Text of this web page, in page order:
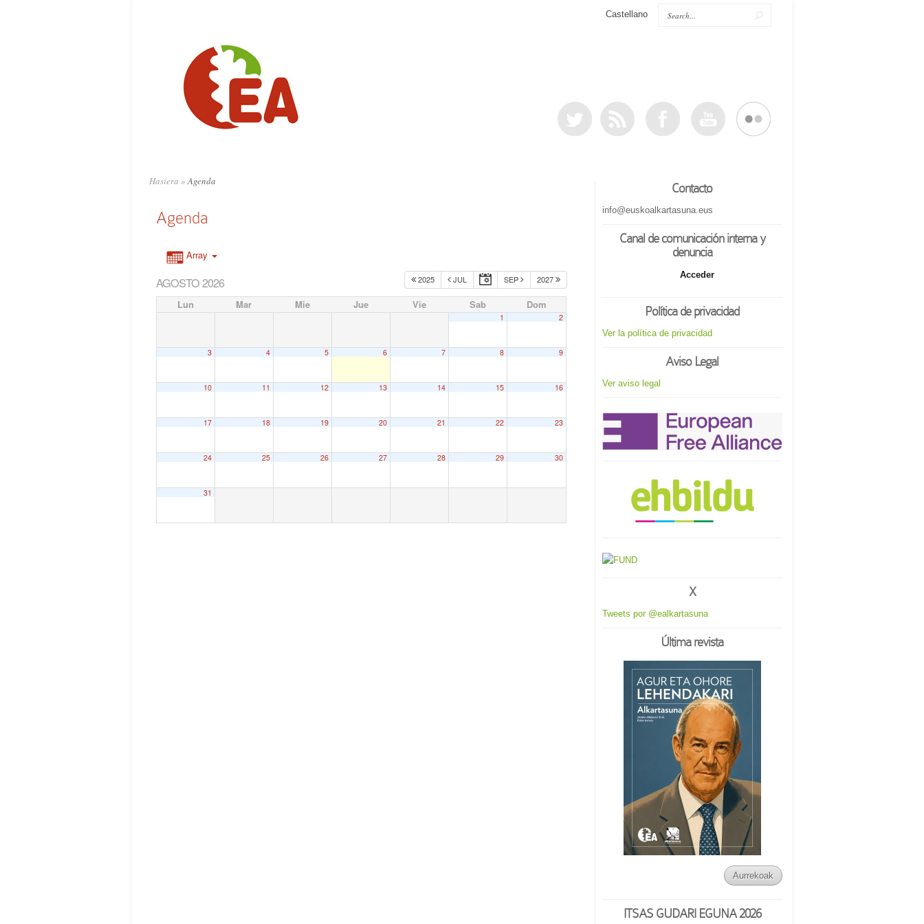
Castellano
Hasiera »Agenda
Agenda
Array
AGOSTO 2026 2025 JUL SEP 2027
Lun Mar Mie Jue Vie Sab Dom
1 2
3 4 5 6 7 8 9
10 11 12 13 14 15 16
17 18 19 20 21 22 23
24 25 26 27 28 29 30
31
Contacto
info@euskoalkartasuna.eus
Canal de comunicación interna y
denuncia
Acceder
Política de privacidad
Ver la política de privacidad
Aviso Legal
Ver aviso legal
X
Tweets por @ealkartasuna
Última revista
Aurrekoak
ITSAS GUDARI EGUNA 2026